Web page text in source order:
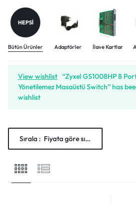
HEPSI
Bütün Ürünler Adaptörler İlave Kartlar
View wishlist “Zyxel GS1008HP 8
Yönetilemez Masaüstü Switch” has
wishlist
Sırala : Fiyata göre sırala: Düşükten